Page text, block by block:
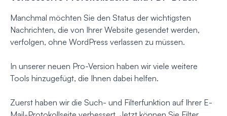
Manchmal möchten Sie den Status der wichtigsten
Nachrichten, die von Ihrer Website gesendet werden,
verfolgen, ohne WordPress verlassen zu müssen.
In unserer neuen Pro-Version haben wir viele weitere
Tools hinzugefügt, die Ihnen dabei helfen.
Zuerst haben wir die Such- und Filterfunktion auf Ihrer E-